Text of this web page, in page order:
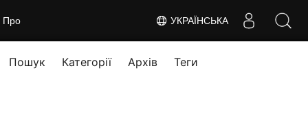
УКРАЇНСЬКА
Про
Пошук Категорії Архів Теги